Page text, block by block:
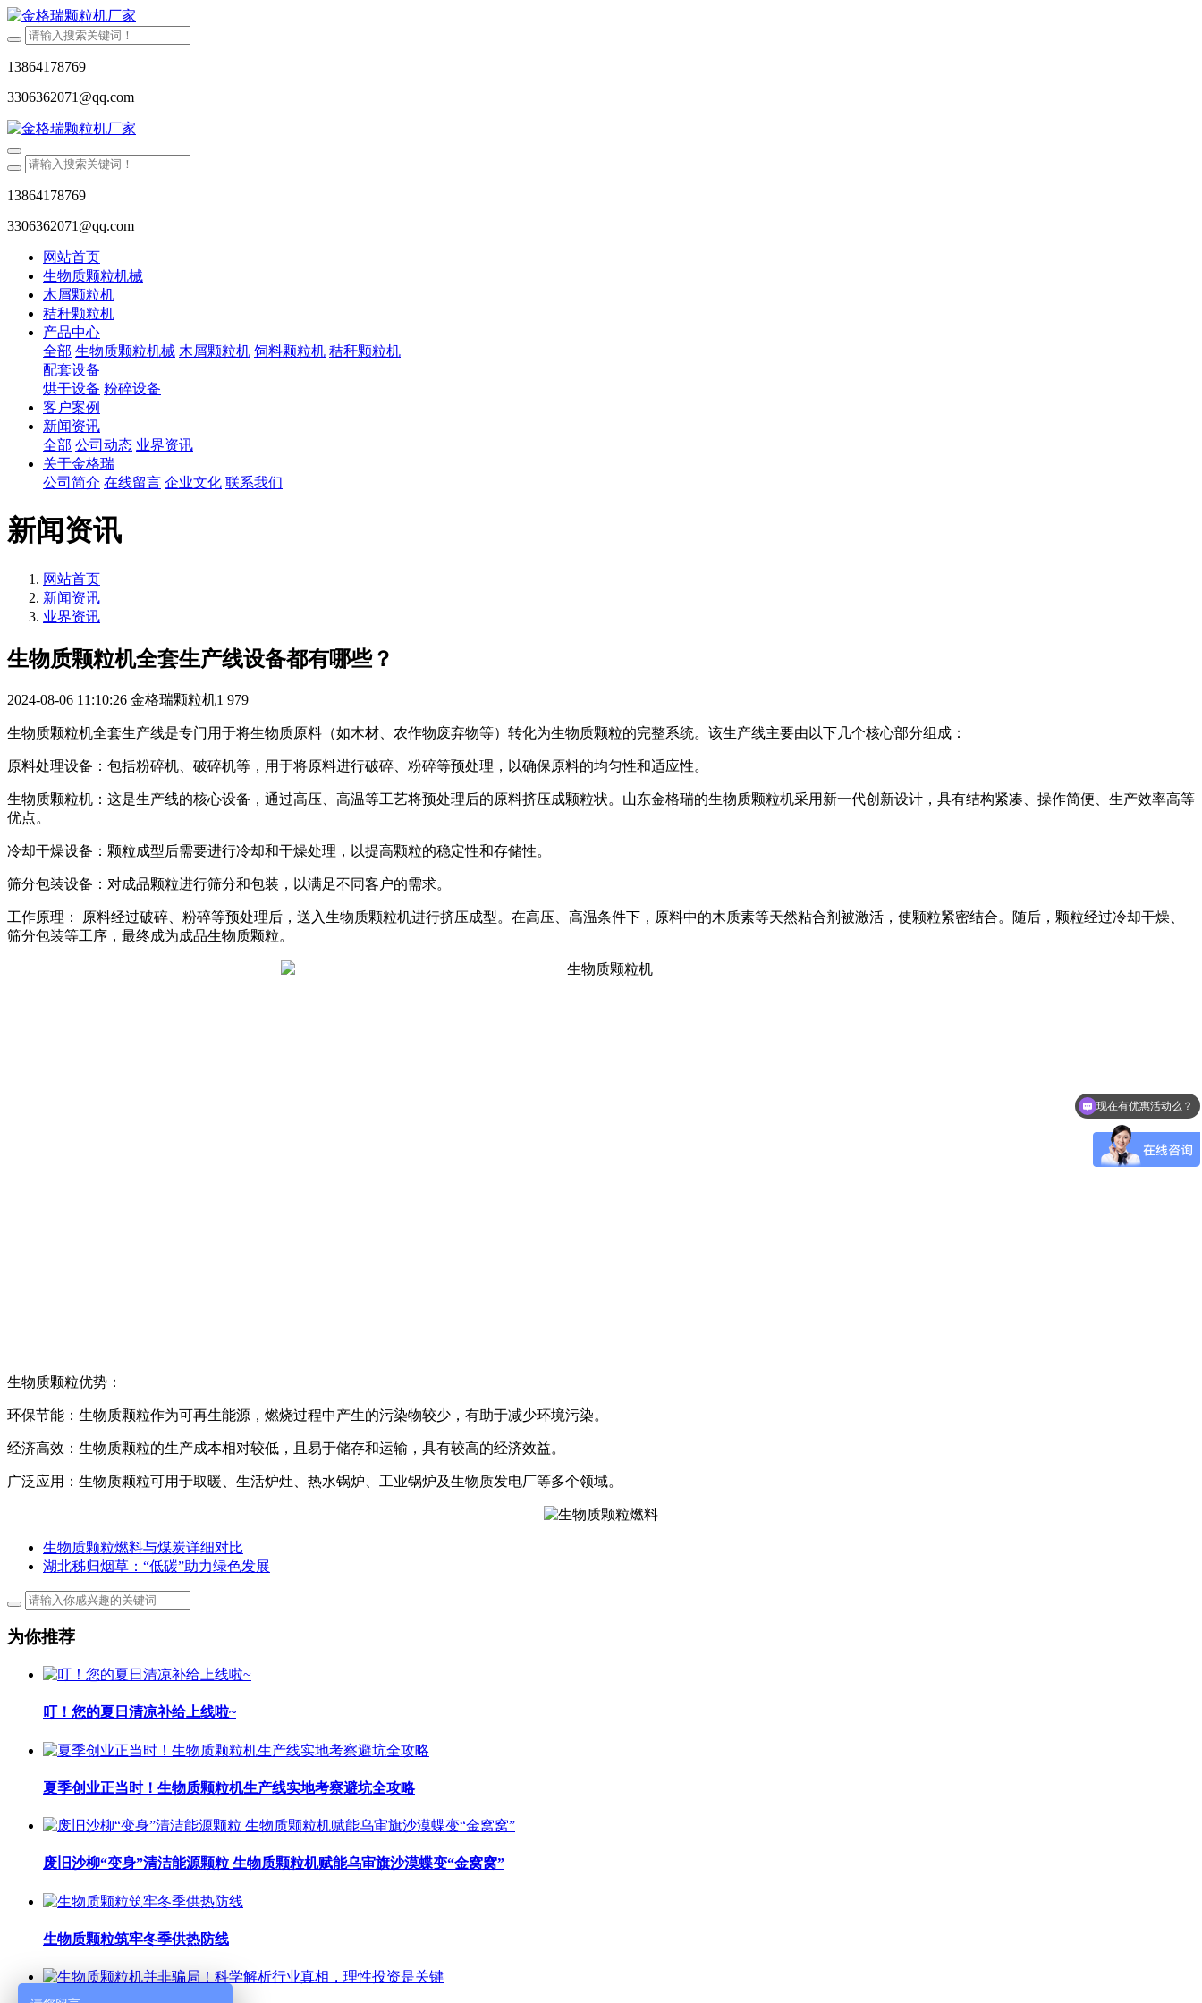
13864178769
3306362071@qq.com
13864178769
3306362071@qq.com
网站首页
生物质颗粒机械
木屑颗粒机
秸秆颗粒机
产品中心
全部 生物质颗粒机械 木屑颗粒机 饲料颗粒机 秸秆颗粒机
配套设备
烘干设备 粉碎设备
客户案例
新闻资讯
全部 公司动态 业界资讯
关于金格瑞
公司简介 在线留言 企业文化 联系我们
新闻资讯
网站首页
新闻资讯
业界资讯
生物质颗粒机全套生产线设备都有哪些？
2024-08-06 11:10:26 金格瑞颗粒机1 979
生物质颗粒机全套生产线是专门用于将生物质原料（如木材、农作物废弃物等）转化为生物质颗粒的完整系统。该生产线主要由以下几个核心部分组成：
原料处理设备：包括粉碎机、破碎机等，用于将原料进行破碎、粉碎等预处理，以确保原料的均匀性和适应性。
生物质颗粒机：这是生产线的核心设备，通过高压、高温等工艺将预处理后的原料挤压成颗粒状。山东金格瑞的生物质颗粒机采用新一代创新设计，具有结构紧凑、操作简便、生产效率高等
优点。
冷却干燥设备：颗粒成型后需要进行冷却和干燥处理，以提高颗粒的稳定性和存储性。
筛分包装设备：对成品颗粒进行筛分和包装，以满足不同客户的需求。
工作原理： 原料经过破碎、粉碎等预处理后，送入生物质颗粒机进行挤压成型。在高压、高温条件下，原料中的木质素等天然粘合剂被激活，使颗粒紧密结合。随后，颗粒经过冷却干燥、
筛分包装等工序，最终成为成品生物质颗粒。
生物质颗粒优势：
环保节能：生物质颗粒作为可再生能源，燃烧过程中产生的污染物较少，有助于减少环境污染。
经济高效：生物质颗粒的生产成本相对较低，且易于储存和运输，具有较高的经济效益。
广泛应用：生物质颗粒可用于取暖、生活炉灶、热水锅炉、工业锅炉及生物质发电厂等多个领域。
生物质颗粒燃料与煤炭详细对比
湖北秭归烟草：“低碳”助力绿色发展
为你推荐
叮！您的夏日清凉补给上线啦~
夏季创业正当时！生物质颗粒机生产线实地考察避坑全攻略
废旧沙柳“变身”清洁能源颗粒 生物质颗粒机赋能乌审旗沙漠蝶变“金窝窝”
生物质颗粒筑牢冬季供热防线
现在有优惠活动么？